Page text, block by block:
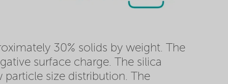
30% solids by weight. The
surface charge. The silica
particle size distribution. The